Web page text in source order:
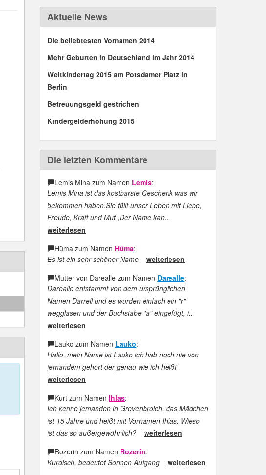
Aktuelle News
Die beliebtesten Vornamen 2014
Mehr Geburten in Deutschland im Jahr 2014
Weltkindertag 2015 am Potsdamer Platz in
Berlin
Betreuungsgeld gestrichen
Kindergelderhöhung 2015
Die letzten Kommentare
Lemis Mina zum Namen Lemis:
Lemis Mina ist das kostbarste Geschenk was wir
bekommen haben.Sie füllt unser Leben mit Liebe,
Freude, Kraft und Mut ,Der Name kan...
weiterlesen
Hüma zum Namen Hüma:
Es ist ein sehr schöner Name
weiterlesen
Mutter von Darealle zum Namen Darealle:
Darealle entstammt von dem ursprünglichen
Namen Darrell und es wurden einfach ein "r"
wegglasen und der Buchstabe "a" eingefügt, i...
weiterlesen
Lauko zum Namen Lauko:
Hallo, mein Name ist Lauko ich hab noch nie von
jemandem gehört der genau wie ich heißt
weiterlesen
Kurt zum Namen Ihlas:
Ich kenne jemanden in Grevenbroich, das Mädchen
ist 15 Jahre und heißt mit Vornamen Ihlas. Wieso
ist das so außergewöhnlich?
weiterlesen
Rozerin zum Namen Rozerin:
Kurdisch, bedeutet Sonnen Aufgang
weiterlesen